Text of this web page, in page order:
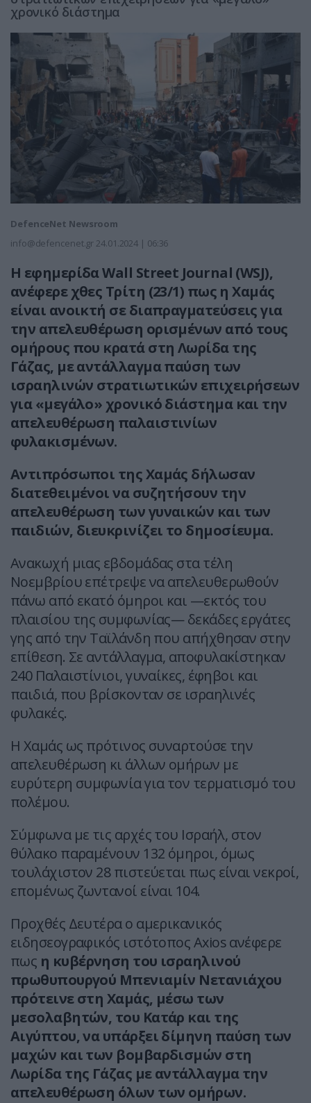
χρονικό διάστημα
DefenceNet Newsroom
info@defencenet.gr 24.01.2024 | 06:36
Η εφημερίδα Wall Street Journal (WSJ),
ανέφερε χθες Τρίτη (23/1) πως η Χαμάς
είναι ανοικτή σε διαπραγματεύσεις για
την απελευθέρωση ορισμένων από τους
ομήρους που κρατά στη Λωρίδα της
Γάζας, με αντάλλαγμα παύση των
ισραηλινών στρατιωτικών επιχειρήσεων
για «μεγάλο» χρονικό διάστημα και την
απελευθέρωση παλαιστινίων
φυλακισμένων.
Αντιπρόσωποι της Χαμάς δήλωσαν
διατεθειμένοι να συζητήσουν την
απελευθέρωση των γυναικών και των
παιδιών, διευκρινίζει το δημοσίευμα.
Ανακωχή μιας εβδομάδας στα τέλη
Νοεμβρίου επέτρεψε να απελευθερωθούν
πάνω από εκατό όμηροι και —εκτός του
πλαισίου της συμφωνίας— δεκάδες εργάτες
γης από την Ταϊλάνδη που απήχθησαν στην
επίθεση. Σε αντάλλαγμα, αποφυλακίστηκαν
240 Παλαιστίνιοι, γυναίκες, έφηβοι και
παιδιά, που βρίσκονταν σε ισραηλινές
φυλακές.
Η Χαμάς ως πρότινος συναρτούσε την
απελευθέρωση κι άλλων ομήρων με
ευρύτερη συμφωνία για τον τερματισμό του
πολέμου.
Σύμφωνα με τις αρχές του Ισραήλ, στον
θύλακο παραμένουν 132 όμηροι, όμως
τουλάχιστον 28 πιστεύεται πως είναι νεκροί,
επομένως ζωντανοί είναι 104.
Προχθές Δευτέρα ο αμερικανικός
ειδησεογραφικός ιστότοπος Axios ανέφερε
πως η κυβέρνηση του ισραηλινού
πρωθυπουργού Μπενιαμίν Νετανιάχου
πρότεινε στη Χαμάς, μέσω των
μεσολαβητών, του Κατάρ και της
Αιγύπτου, να υπάρξει δίμηνη παύση των
μαχών και των βομβαρδισμών στη
Λωρίδα της Γάζας με αντάλλαγμα την
απελευθέρωση όλων των ομήρων.